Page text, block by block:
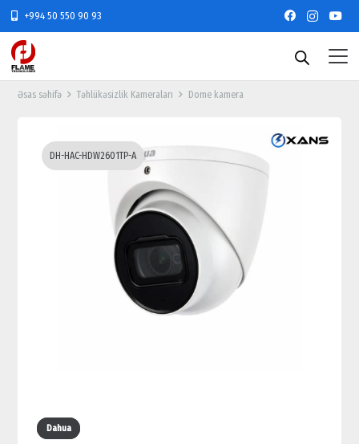
+994 50 550 90 93
Əsas səhifə Təhlükəsizlik Kameraları Dome kamera
DH-HAC-HDW2601TP-A
Dahua